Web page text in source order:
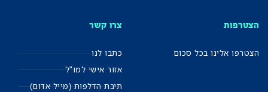
הצטרפות
הצטרפו אלינו בכל סכום
צרו קשר
כתבו לנו
אזור אישי למו"ל
תיבת הדלפות (מייל אדום)